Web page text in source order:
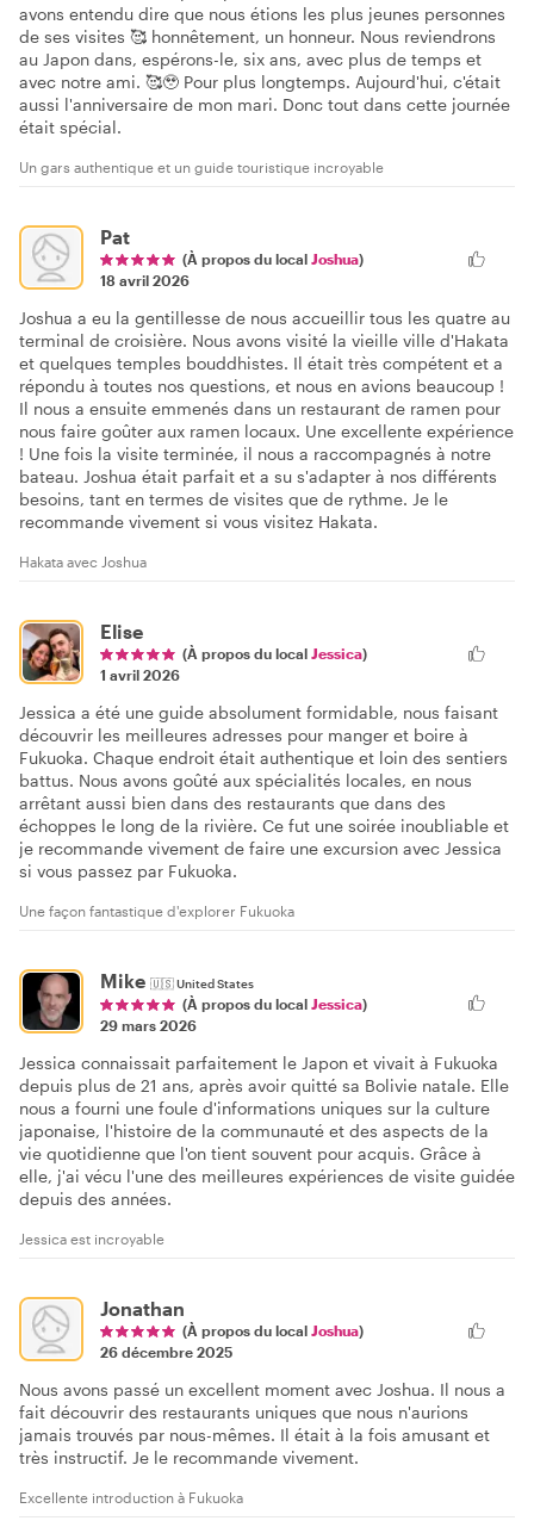
avons entendu dire que nous étions les plus jeunes personnes
de ses visites 🥰 honnêtement, un honneur. Nous reviendrons
au Japon dans, espérons-le, six ans, avec plus de temps et
avec notre ami. 🥰🥹 Pour plus longtemps. Aujourd'hui, c'était
aussi l'anniversaire de mon mari. Donc tout dans cette journée
était spécial.
Un gars authentique et un guide touristique incroyable
Pat
(À propos du local Joshua)
18 avril 2026
Joshua a eu la gentillesse de nous accueillir tous les quatre au
terminal de croisière. Nous avons visité la vieille ville d'Hakata
et quelques temples bouddhistes. Il était très compétent et a
répondu à toutes nos questions, et nous en avions beaucoup !
Il nous a ensuite emmenés dans un restaurant de ramen pour
nous faire goûter aux ramen locaux. Une excellente expérience
! Une fois la visite terminée, il nous a raccompagnés à notre
bateau. Joshua était parfait et a su s'adapter à nos différents
besoins, tant en termes de visites que de rythme. Je le
recommande vivement si vous visitez Hakata.
Hakata avec Joshua
Elise
(À propos du local Jessica)
1 avril 2026
Jessica a été une guide absolument formidable, nous faisant
découvrir les meilleures adresses pour manger et boire à
Fukuoka. Chaque endroit était authentique et loin des sentiers
battus. Nous avons goûté aux spécialités locales, en nous
arrêtant aussi bien dans des restaurants que dans des
échoppes le long de la rivière. Ce fut une soirée inoubliable et
je recommande vivement de faire une excursion avec Jessica
si vous passez par Fukuoka.
Une façon fantastique d'explorer Fukuoka
Mike 🇺🇸United States
(À propos du local Jessica)
29 mars 2026
Jessica connaissait parfaitement le Japon et vivait à Fukuoka
depuis plus de 21 ans, après avoir quitté sa Bolivie natale. Elle
nous a fourni une foule d'informations uniques sur la culture
japonaise, l'histoire de la communauté et des aspects de la
vie quotidienne que l'on tient souvent pour acquis. Grâce à
elle, j'ai vécu l'une des meilleures expériences de visite guidée
depuis des années.
Jessica est incroyable
Jonathan
(À propos du local Joshua)
26 décembre 2025
Nous avons passé un excellent moment avec Joshua. Il nous a
fait découvrir des restaurants uniques que nous n'aurions
jamais trouvés par nous-mêmes. Il était à la fois amusant et
très instructif. Je le recommande vivement.
Excellente introduction à Fukuoka